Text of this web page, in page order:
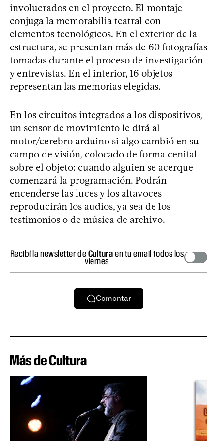
involucrados en el proyecto. El montaje
conjuga la memorabilia teatral con
elementos tecnológicos. En el exterior de la
estructura, se presentan más de 60 fotografías
tomadas durante el proceso de investigación
y entrevistas. En el interior, 16 objetos
representan las memorias elegidas.
En los circuitos integrados a los dispositivos,
un sensor de movimiento le dirá al
motor/cerebro arduino si algo cambió en su
campo de visión, colocado de forma cenital
sobre el objeto: cuando alguien se acerque
comenzará la programación. Podrán
encenderse las luces y los altavoces
reproducirán los audios, ya sea de los
testimonios o de música de archivo.
Recibí la newsletter deCulturaen tu email todos los
viernes
Comentar
Más de Cultura